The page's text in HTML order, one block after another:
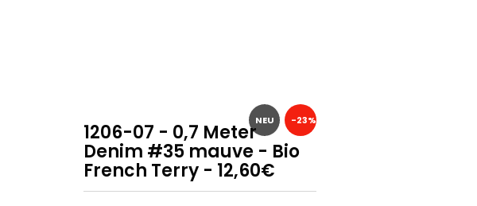
NEU -23%
1206-07 - 0,7 Meter
Denim #35 mauve - Bio
French Terry - 12,60€